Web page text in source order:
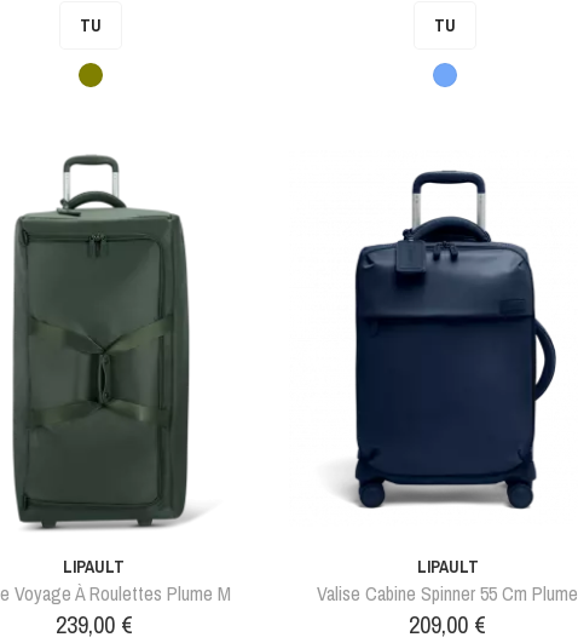
TU
Vert
TU
Bleu
LIPAULT
Voyage À Roulettes Plume M
Prix
239,00 €
LIPAULT
Valise Cabine Spinner 55 Cm Plume
Prix
209,00 €